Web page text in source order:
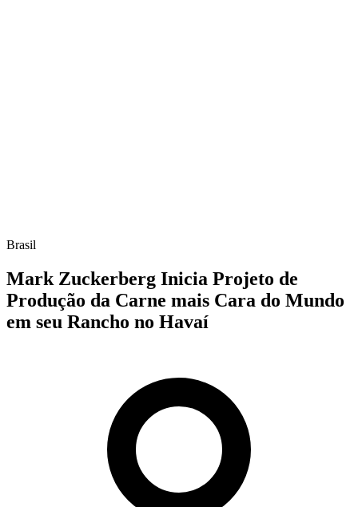
Brasil
Mark Zuckerberg Inicia Projeto de
Produção da Carne mais Cara do Mundo
em seu Rancho no Havaí